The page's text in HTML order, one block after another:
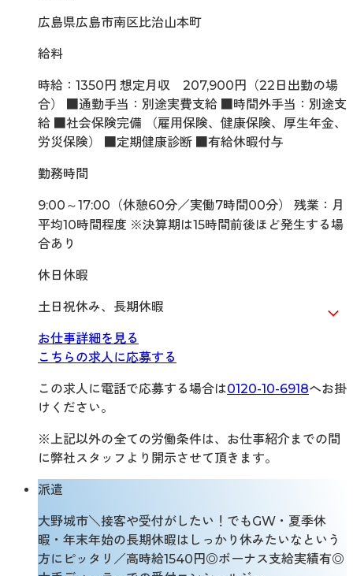
広島県広島市南区比治山本町
給料
時給：1350円 想定月収 207,900円（22日出勤の場
合） ■通勤手当：別途実費支給 ■時間外手当：別途支
給 ■社会保険完備 （雇用保険、健康保険、厚生年金、
労災保険） ■定期健康診断 ■有給休暇付与
勤務時間
9:00～17:00（休憩60分／実働7時間00分） 残業：月
平均10時間程度 ※決算期は15時間前後ほど発生する場
合あり
休日休暇
土日祝休み、長期休暇
お仕事詳細を見る
こちらの求人に応募する
この求人に電話で応募する場合は0120-10-6918へお掛
けください。
※上記以外の全ての労働条件は、お仕事紹介までの間
に弊社スタッフより開示させて頂きます。
派遣
大野城市＼接客や受付がしたい！でもGW・夏季休
暇・年末年始の長期休暇はしっかり休みたいなという
方にピッタリ／高時給1540円◎ボーナス支給実績有◎